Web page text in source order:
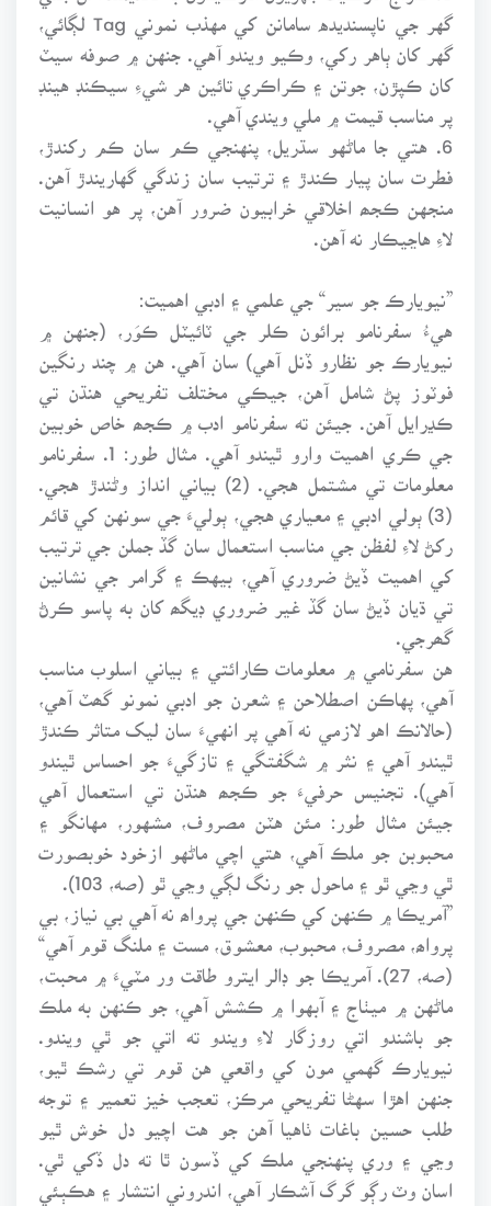
گهر جي ناپسنديده سامانن کي مهذب نموني Tag لڳائي،
گهر کان ٻاهر رکي، وڪيو ويندو آهي. جنهن ۾ صوفه سيٽ
کان ڪپڙن، جوتن ۽ ڪراڪري تائين هر شيءِ سيڪنڊ هينڊ
پر مناسب قيمت ۾ ملي ويندي آهي.
6. هتي جا ماڻهو سڌريل، پنهنجي ڪم سان ڪم رکندڙ،
فطرت سان پيار ڪندڙ ۽ ترتيب سان زندگي گهاريندڙ آهن.
منجهن ڪجھ اخلاقي خرابيون ضرور آهن، پر هو انسانيت
لاءِ هاڃيڪار نه آهن.
”نيويارڪ جو سير“ جي علمي ۽ ادبي اهميت:
هيءُ سفرنامو برائون ڪلر جي ٽائيٽل ڪوَر، (جنهن ۾
نيويارڪ جو نظارو ڏنل آهي) سان آهي. هن ۾ چند رنگين
فوٽوز پڻ شامل آهن، جيڪي مختلف تفريحي هنڌن تي
ڪڍرايل آهن. جيئن ته سفرنامو ادب ۾ ڪجھ خاص خوبين
جي ڪري اهميت وارو ٿيندو آهي. مثال طور: 1. سفرنامو
معلومات تي مشتمل هجي. (2) بياني انداز وڻندڙ هجي.
(3) ٻولي ادبي ۽ معياري هجي، ٻوليءَ جي سونهن کي قائم
رکڻ لاءِ لفظن جي مناسب استعمال سان گڏ جملن جي ترتيب
کي اهميت ڏيڻ ضروري آهي، بيهڪ ۽ گرامر جي نشانين
تي ڌيان ڏيڻ سان گڏ غير ضروري ڊيگھ کان به پاسو ڪرڻ
گھرجي.
هن سفرنامي ۾ معلومات ڪارائتي ۽ بياني اسلوب مناسب
آهي، پهاڪن اصطلاحن ۽ شعرن جو ادبي نمونو گھٽ آهي،
(حالانڪ اهو لازمي نه آهي پر انهيءَ سان ليک متاثر ڪندڙ
ٿيندو آهي ۽ نثر ۾ شگفتگي ۽ تازگيءَ جو احساس ٿيندو
آهي). تجنيس حرفيءَ جو ڪجھ هنڌن تي استعمال آهي
جيئن مثال طور: مئن هٽن مصروف، مشهور، مهانگو ۽
محبوبن جو ملڪ آهي، هتي اچي ماڻهو ازخود خوبصورت
ٿي وڃي ٿو ۽ ماحول جو رنگ لڳي وڃي ٿو (صه، 103).
”آمريڪا ۾ ڪنهن کي ڪنهن جي پرواھ نه آهي بي نياز، بي
پرواھ، مصروف، محبوب، معشوق، مست ۽ ملنگ قوم آهي“
(صه، 27). آمريڪا جو ڊالر ايترو طاقت ور مٽيءَ ۾ محبت،
ماڻهن ۾ ميٺاج ۽ آبهوا ۾ ڪشش آهي، جو ڪنهن به ملڪ
جو باشندو اتي روزگار لاءِ ويندو ته اتي جو ٿي ويندو.
نيويارڪ گهمي مون کي واقعي هن قوم تي رشڪ ٿيو،
جنهن اهڙا سهڻا تفريحي مرڪز، تعجب خيز تعمير ۽ توجه
طلب حسين باغات ٺاهيا آهن جو هت اچيو دل خوش ٿيو
وڃي ۽ وري پنهنجي ملڪ کي ڏسون ٿا ته دل ڏکي ٿي.
اسان وٽ رڳو گرگ آشڪار آهي، اندروني انتشار ۽ هڪٻئي